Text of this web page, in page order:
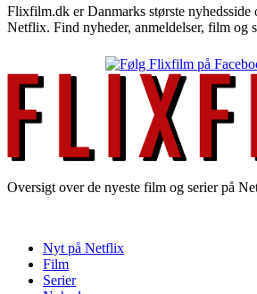
Flixfilm.dk er Danmarks største nyhedsside
Netflix. Find nyheder, anmeldelser, film og
Oversigt over de nyeste film og serier på
Nyt på Netflix
Film
Serier